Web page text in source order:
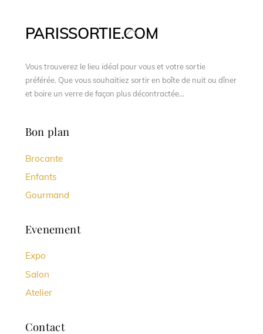
Back
Top
PARISSORTIE.COM
Vous trouverez le lieu idéal pour vous et votre sortie
préférée. Que vous souhaitiez sortir en boîte de nuit ou dîner
et boire un verre de façon plus décontractée...
Bon plan
Brocante
Enfants
Gourmand
Evenement
Expo
Salon
Atelier
Contact